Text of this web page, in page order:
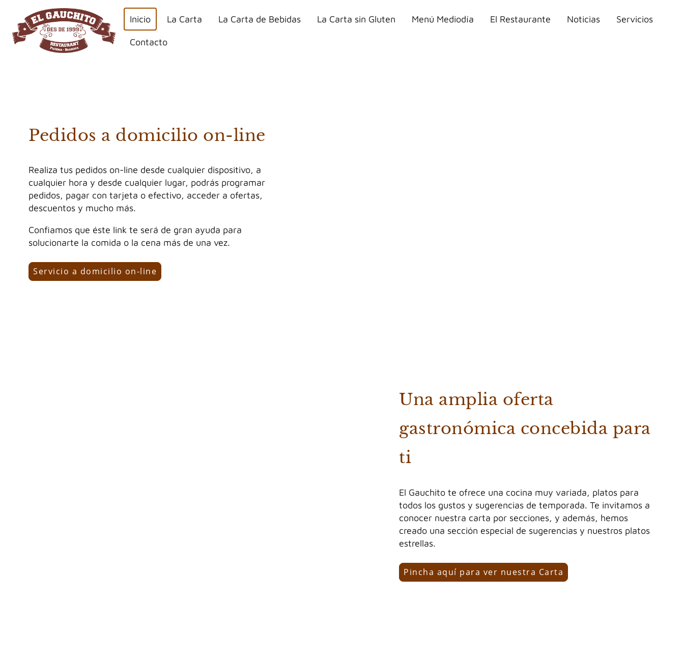
Inicio La Carta La Carta de Bebidas La Carta sin Gluten Menú Mediodía El Restaurante Noticias Servicios
Contacto
Pedidos a domicilio on-line
Realiza tus pedidos on-line desde cualquier dispositivo, a
cualquier hora y desde cualquier lugar, podrás programar
pedidos, pagar con tarjeta o efectivo, acceder a ofertas,
descuentos y mucho más.
Confiamos que éste link te será de gran ayuda para
solucionarte la comida o la cena más de una vez.
Servicio a domicilio on-line
Una amplia oferta
gastronómica concebida para
ti
El Gauchito te ofrece una cocina muy variada, platos para
todos los gustos y sugerencias de temporada. Te invitamos a
conocer nuestra carta por secciones, y además, hemos
creado una sección especial de sugerencias y nuestros platos
estrellas.
Pincha aquí para ver nuestra Carta